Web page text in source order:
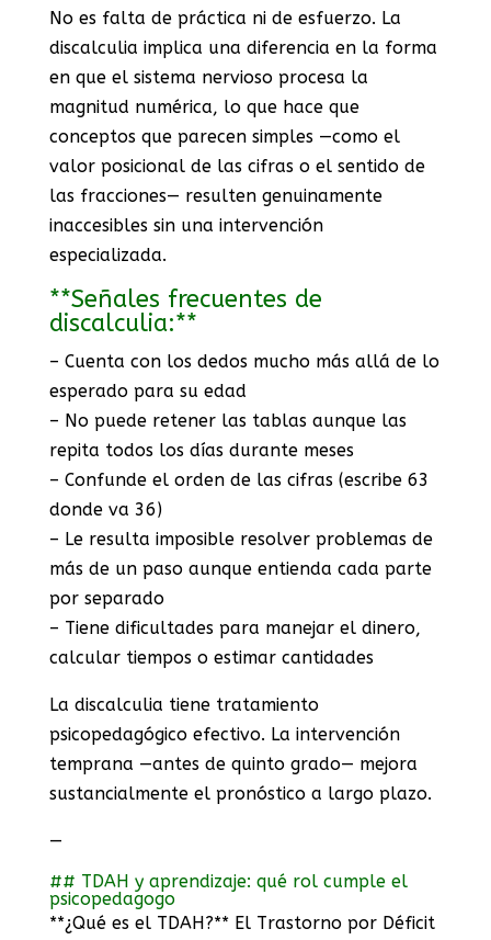
No es falta de práctica ni de esfuerzo. La
discalculia implica una diferencia en la forma
en que el sistema nervioso procesa la
magnitud numérica, lo que hace que
conceptos que parecen simples —como el
valor posicional de las cifras o el sentido de
las fracciones— resulten genuinamente
inaccesibles sin una intervención
especializada.
**Señales frecuentes de
discalculia:**
– Cuenta con los dedos mucho más allá de lo
esperado para su edad
– No puede retener las tablas aunque las
repita todos los días durante meses
– Confunde el orden de las cifras (escribe 63
donde va 36)
– Le resulta imposible resolver problemas de
más de un paso aunque entienda cada parte
por separado
– Tiene dificultades para manejar el dinero,
calcular tiempos o estimar cantidades
La discalculia tiene tratamiento
psicopedagógico efectivo. La intervención
temprana —antes de quinto grado— mejora
sustancialmente el pronóstico a largo plazo.
—
## TDAH y aprendizaje: qué rol cumple el
psicopedagogo
**¿Qué es el TDAH?** El Trastorno por Déficit